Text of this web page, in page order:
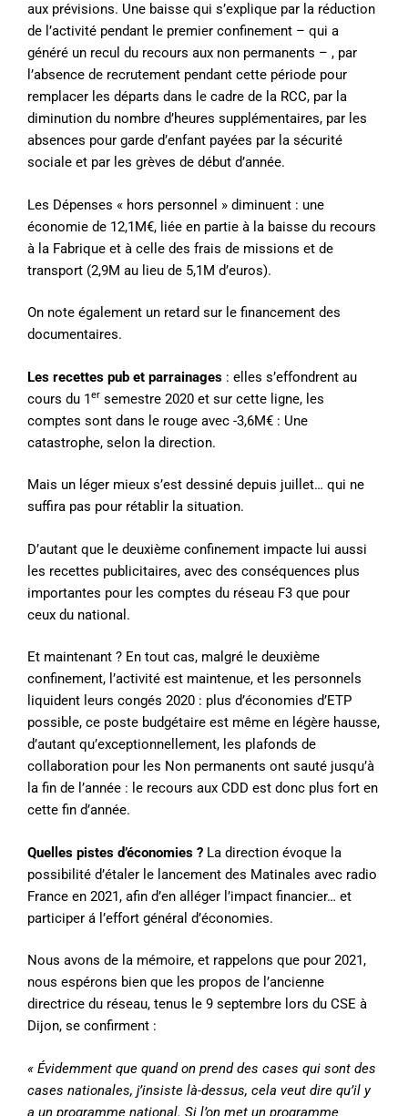
aux prévisions. Une baisse qui s’explique par la réduction
de l’activité pendant le premier confinement – qui a
généré un recul du recours aux non permanents – , par
l’absence de recrutement pendant cette période pour
remplacer les départs dans le cadre de la RCC, par la
diminution du nombre d’heures supplémentaires, par les
absences pour garde d’enfant payées par la sécurité
sociale et par les grèves de début d’année.
Les Dépenses « hors personnel » diminuent : une
économie de 12,1M€, liée en partie à la baisse du recours
à la Fabrique et à celle des frais de missions et de
transport (2,9M au lieu de 5,1M d’euros).
On note également un retard sur le financement des
documentaires.
Les recettes pub et parrainages : elles s’effondrent au
cours du 1er semestre 2020 et sur cette ligne, les
comptes sont dans le rouge avec -3,6M€ : Une
catastrophe, selon la direction.
Mais un léger mieux s’est dessiné depuis juillet… qui ne
suffira pas pour rétablir la situation.
D’autant que le deuxième confinement impacte lui aussi
les recettes publicitaires, avec des conséquences plus
importantes pour les comptes du réseau F3 que pour
ceux du national.
Et maintenant ? En tout cas, malgré le deuxième
confinement, l’activité est maintenue, et les personnels
liquident leurs congés 2020 : plus d’économies d’ETP
possible, ce poste budgétaire est même en légère hausse,
d’autant qu’exceptionnellement, les plafonds de
collaboration pour les Non permanents ont sauté jusqu’à
la fin de l’année : le recours aux CDD est donc plus fort en
cette fin d’année.
Quelles pistes d’économies ? La direction évoque la
possibilité d’étaler le lancement des Matinales avec radio
France en 2021, afin d’en alléger l’impact financier… et
participer á l’effort général d’économies.
Nous avons de la mémoire, et rappelons que pour 2021,
nous espérons bien que les propos de l’ancienne
directrice du réseau, tenus le 9 septembre lors du CSE à
Dijon, se confirment :
« Évidemment que quand on prend des cases qui sont des
cases nationales, j’insiste là-dessus, cela veut dire qu’il y
a un programme national. Si l’on met un programme